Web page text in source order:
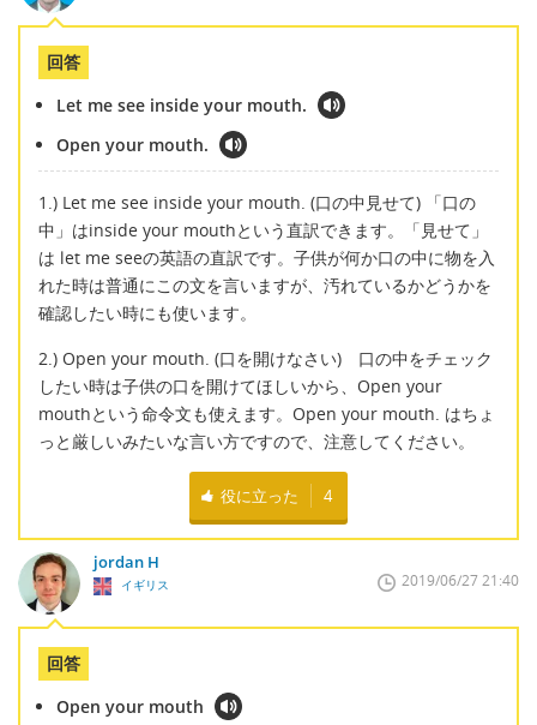
回答
Let me see inside your mouth.
Open your mouth.
1.) Let me see inside your mouth. (口の中見せて) 「口の
中」はinside your mouthという直訳できます。「見せて」
は let me seeの英語の直訳です。子供が何か口の中に物を入
れた時は普通にこの文を言いますが、汚れているかどうかを
確認したい時にも使います。
2.) Open your mouth. (口を開けなさい) 口の中をチェック
したい時は子供の口を開けてほしいから、Open your
mouthという命令文も使えます。Open your mouth. はちょ
っと厳しいみたいな言い方ですので、注意してください。
役に立った 4
jordan H
イギリス 2019/06/27 21:40
回答
Open your mouth